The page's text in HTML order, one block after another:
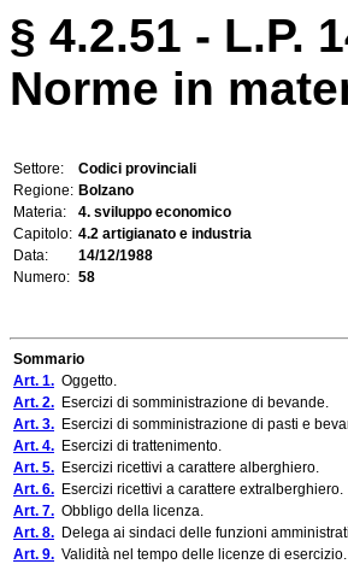
§ 4.2.51 - L.P.
Norme in
Settore:
Codici provinciali
Regione: Bolzano
Materia:
4. sviluppo economico
Capitolo: 4.2 artigianato e industria
Data:
14/12/1988
Numero: 58
Sommario
Art. 1. Oggetto.
Art. 2. Esercizi di somministrazione di bevande.
Art. 3. Esercizi di somministrazione di pasti e
Art. 4. Esercizi di trattenimento.
Art. 5. Esercizi ricettivi a carattere alberghiero.
Art. 6. Esercizi ricettivi a carattere extralberghiero.
Art. 7. Obbligo della licenza.
Art. 8. Delega ai sindaci delle funzioni
Art. 9. Validità nel tempo delle licenze di esercizio.